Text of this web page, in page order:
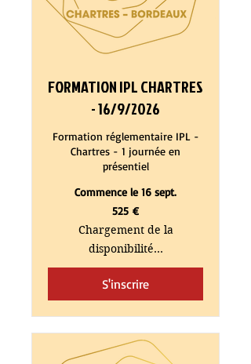
FORMATION IPL CHARTRES
- 16/9/2026
Formation réglementaire IPL -
Chartres - 1 journée en
présentiel
Commence le 16 sept.
525 €
Chargement de la
disponibilité...
S'inscrire